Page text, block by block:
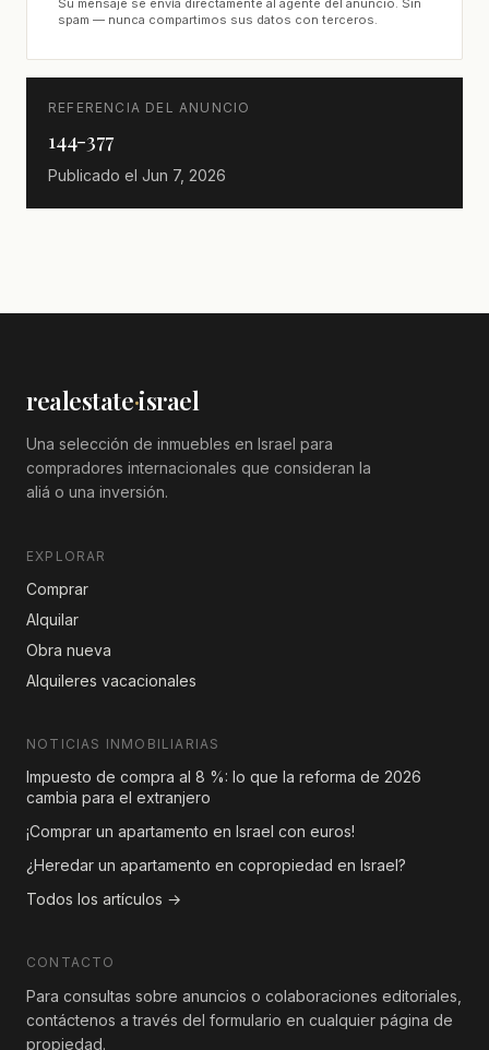
Su mensaje se envía directamente al agente del anuncio. Sin
spam — nunca compartimos sus datos con terceros.
REFERENCIA DEL ANUNCIO
144-377
Publicado el Jun 7, 2026
realestate·israel
Una selección de inmuebles en Israel para
compradores internacionales que consideran la
aliá o una inversión.
EXPLORAR
Comprar
Alquilar
Obra nueva
Alquileres vacacionales
NOTICIAS INMOBILIARIAS
Impuesto de compra al 8 %: lo que la reforma de 2026
cambia para el extranjero
¡Comprar un apartamento en Israel con euros!
¿Heredar un apartamento en copropiedad en Israel?
Todos los artículos →
CONTACTO
Para consultas sobre anuncios o colaboraciones editoriales,
contáctenos a través del formulario en cualquier página de
propiedad.